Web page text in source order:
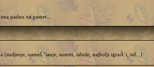
padnu na pamet...
nameĹˇtanje, susreti, tabele, najbolji igraĂ¨i, itd...)